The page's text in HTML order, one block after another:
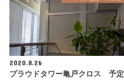
2020.8.26
プラウドタワー亀戸クロス 予定